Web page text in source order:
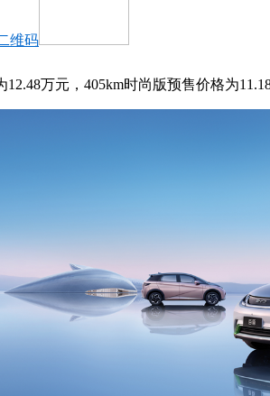
维码
万元，405km时尚版预售价格为